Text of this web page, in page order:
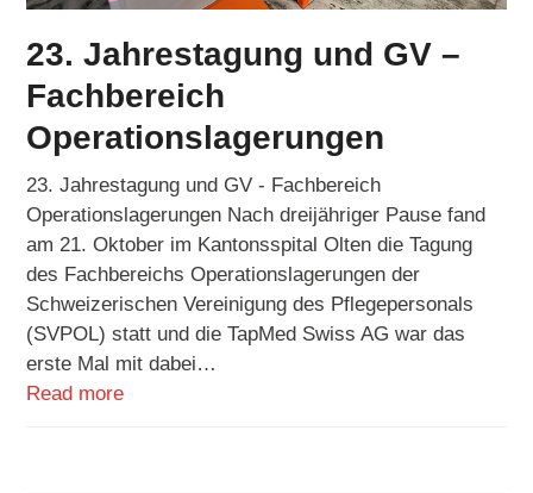
23. Jahrestagung und GV –
Fachbereich
Operationslagerungen
23. Jahrestagung und GV - Fachbereich
Operationslagerungen Nach dreijähriger Pause fand
am 21. Oktober im Kantonsspital Olten die Tagung
des Fachbereichs Operationslagerungen der
Schweizerischen Vereinigung des Pflegepersonals
(SVPOL) statt und die TapMed Swiss AG war das
erste Mal mit dabei…
Read more